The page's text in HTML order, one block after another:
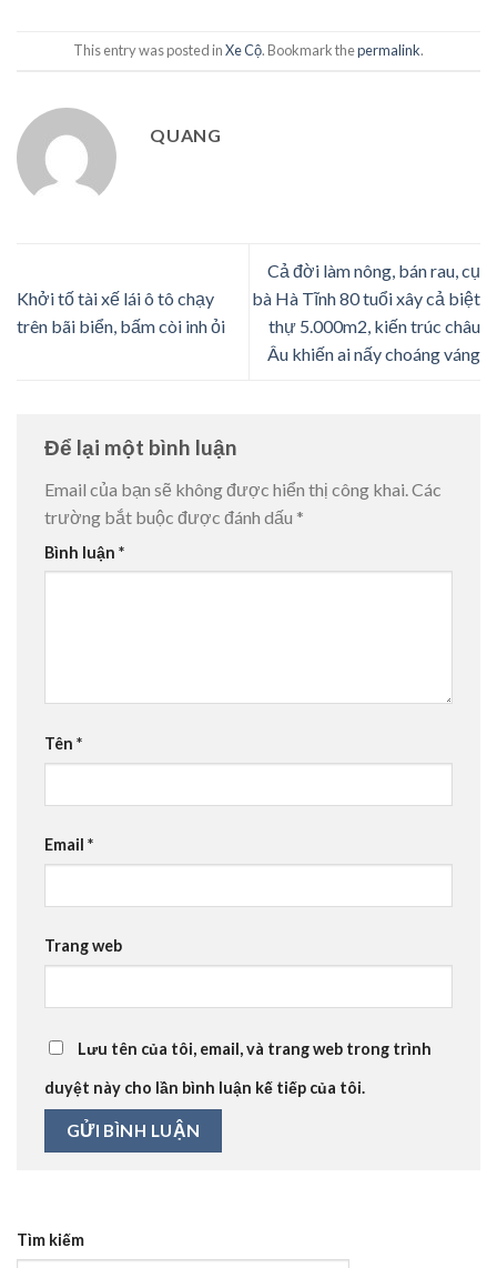
This entry was posted inXe Cộ. Bookmark thepermalink.
QUANG
Khởi tố tài xế lái ô tô chạy
trên bãi biển, bấm còi inh ỏi
Cả đời làm nông, bán rau, cụ
bà Hà Tĩnh 80 tuổi xây cả biệt
thự 5.000m2, kiến trúc châu
Âu khiến ai nấy choáng váng
Để lại một bình luận
Email của bạn sẽ không được hiển thị công khai. Các
trường bắt buộc được đánh dấu *
Bình luận *
Tên *
Email *
Trang web
Lưu tên của tôi, email, và trang web trong trình
duyệt này cho lần bình luận kế tiếp của tôi.
Tìm kiếm